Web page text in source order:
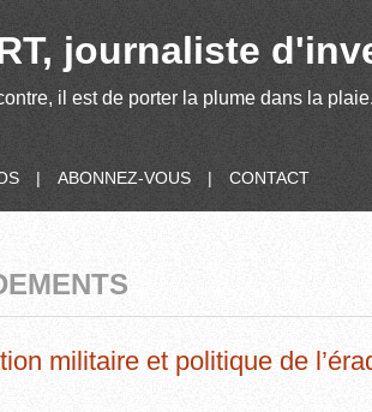
journaliste
il est de porter la plume dans la
| ABONNEZ-VOUS | CONTACT
militaire et politique de